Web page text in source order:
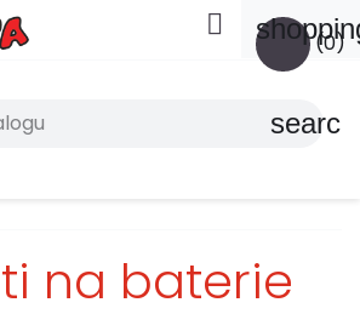
(0)

search
na baterie